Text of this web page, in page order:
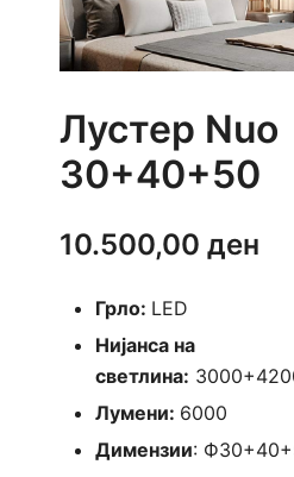
Лустер Nuo
30+40+50
10.500,00 ден
Грло: LED
Нијанса на
светлина:
Лумени: 6000
Димензии: